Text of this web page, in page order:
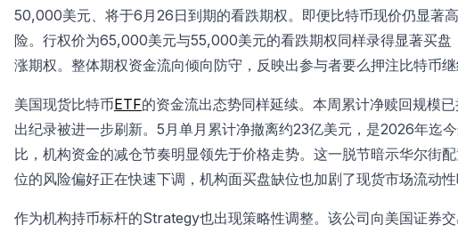
50,000美元、将于6月26日到期的看跌期权。即便比特币现价仍显著
险。行权价为65,000美元与55,000美元的看跌期权同样录得显著买
涨期权。整体期权资金流向倾向防守，反映出参与者要么押注比特币
美国现货比特币ETF的资金流出态势同样延续。本周累计净赎回规模
出纪录被进一步刷新。5月单月累计净撤离约23亿美元，是2026年迄
比，机构资金的减仓节奏明显领先于价格走势。这一脱节暗示华尔街
位的风险偏好正在快速下调，机构面买盘缺位也加剧了现货市场流动性
作为机构持币标杆的Strategy也出现策略性调整。该公司向美国证券